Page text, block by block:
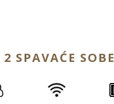
SPAVAĆE SOBE